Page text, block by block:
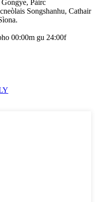
Pàirc
Songshanhu, Cathair
00:00m gu 24:00f